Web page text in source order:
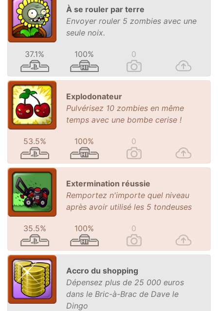
À se rouler par terre
Envoyer rouler 5 zombies avec une
seule noix.
37.1% 100% 0
Explodonateur
Pulvérisez 10 zombies en même
temps avec une bombe cerise !
53.5% 100% 0
Extermination réussie
Remportez n'importe quel niveau
après avoir utilisé les 5 tondeuses
35.5% 100% 0
Accro du shopping
Dépensez plus de 25 000 euros
dans le Bric-à-Brac de Dave le
Dingo